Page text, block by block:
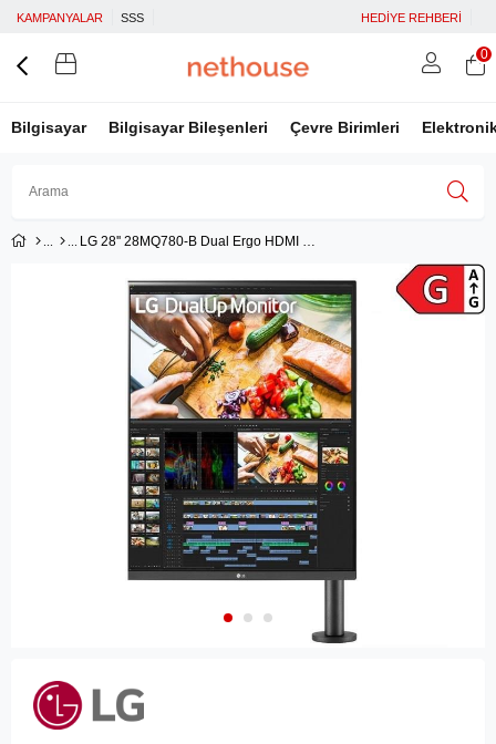
KAMPANYALAR SSS HEDİYE REHBERİ
Bilgisayar Bilgisayar Bileşenleri Çevre Birimleri
Üye Girişi
Google İle Bağlan
0
LG 28'' 28MQ780-B Dual Ergo HDMI DP Type-C MM